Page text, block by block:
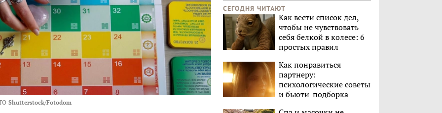
Shutterstock/Fotodom
СЕГОДНЯ ЧИТАЮТ
Как вести список дел,
чтобы не чувствовать
себя белкой в колесе: 6
простых правил
Как понравиться
партнеру:
психологические советы
и бьюти-подборка